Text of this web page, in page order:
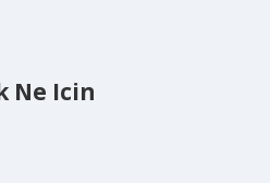
Ne Icin